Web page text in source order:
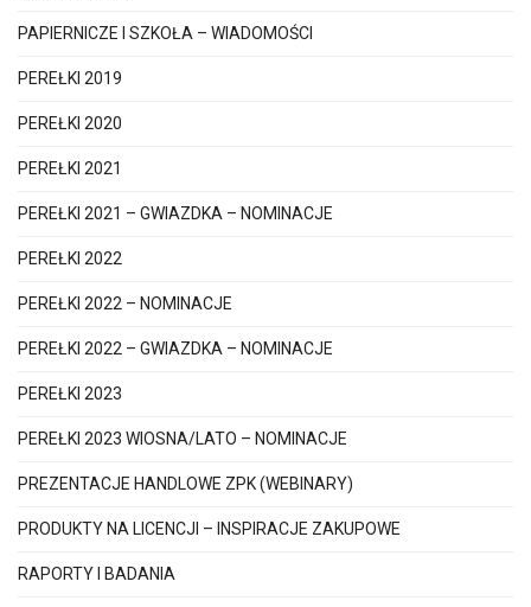
PAPIERNICZE I SZKOŁA – WIADOMOŚCI
PEREŁKI 2019
PEREŁKI 2020
PEREŁKI 2021
PEREŁKI 2021 – GWIAZDKA – NOMINACJE
PEREŁKI 2022
PEREŁKI 2022 – NOMINACJE
PEREŁKI 2022 – GWIAZDKA – NOMINACJE
PEREŁKI 2023
PEREŁKI 2023 WIOSNA/LATO – NOMINACJE
PREZENTACJE HANDLOWE ZPK (WEBINARY)
PRODUKTY NA LICENCJI – INSPIRACJE ZAKUPOWE
RAPORTY I BADANIA